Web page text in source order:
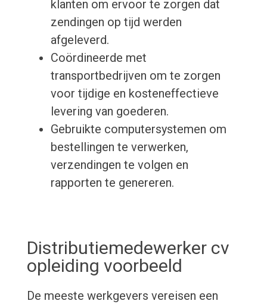
klanten om ervoor te zorgen dat
zendingen op tijd werden
afgeleverd.
Coördineerde met
transportbedrijven om te zorgen
voor tijdige en kosteneffectieve
levering van goederen.
Gebruikte computersystemen om
bestellingen te verwerken,
verzendingen te volgen en
rapporten te genereren.
Distributiemedewerker cv
opleiding voorbeeld
De meeste werkgevers vereisen een